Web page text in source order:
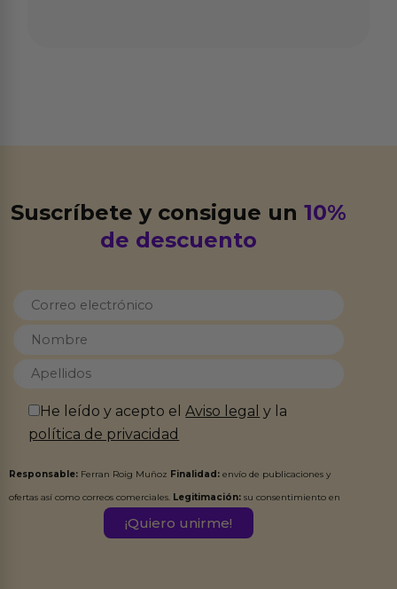
Suscríbete y consigue un10%
de descuento
He leído y acepto elAviso legal y la
política de privacidad
Responsable: Ferran Roig Muñoz Finalidad: envío de publicaciones y
ofertas así como correos comerciales. Legitimación: su consentimiento en
Destinatarios:Ferran Roig Muñoz. Podrás ejercer tus